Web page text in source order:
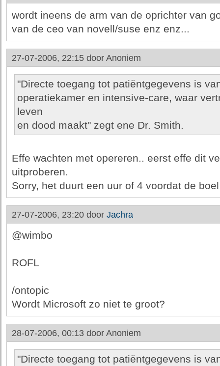
wordt ineens de arm van de oprichter van
van de ceo van novell/suse enz enz...
27-07-2006, 22:15 door Anoniem
"Directe toegang tot patiëntgegevens is
operatiekamer en intensive-care, waar
leven
en dood maakt" zegt ene Dr. Smith.
Effe wachten met opereren.. eerst effe dit
uitproberen.
Sorry, het duurt een uur of 4 voordat de
27-07-2006, 23:20 door Jachra
@wimbo
ROFL
/ontopic
Wordt Microsoft zo niet te groot?
28-07-2006, 00:13 door Anoniem
"Directe toegang tot patiëntgegevens is